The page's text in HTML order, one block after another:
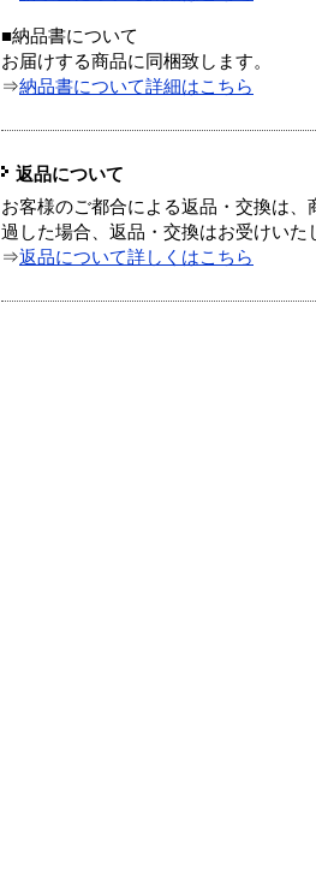
■納品書について
お届けする商品に同梱致します。
⇒納品書について詳細はこちら
返品について
お客様のご都合による返品・交換は
過した場合、返品・交換はお受けいた
⇒返品について詳しくはこちら